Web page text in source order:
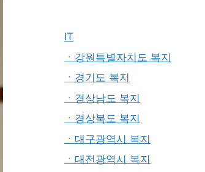
IT
ㆍ강원특별자치도 복지
ㆍ경기도 복지
ㆍ경상남도 복지
ㆍ경상북도 복지
ㆍ대구광역시 복지
ㆍ대전광역시 복지